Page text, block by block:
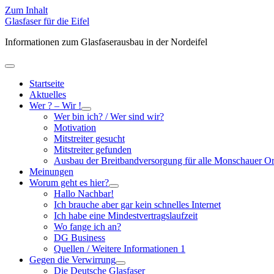
Zum Inhalt
Glasfaser für die Eifel
Informationen zum Glasfaserausbau in der Nordeifel
Hauptmenü
öffnenStartseite
Aktuelles
Wer ? – Wir !
Untermenü
öffnen
Wer bin ich? / Wer sind wir?
Motivation
Mitstreiter gesucht
Mitstreiter gefunden
Ausbau der Breitbandversorgung für alle Monschauer
Meinungen
Worum geht es hier?
Untermenü
öffnen
Hallo Nachbar!
Ich brauche aber gar kein schnelles Internet
Ich habe eine Mindestvertragslaufzeit
Wo fange ich an?
DG Business
Quellen / Weitere Informationen 1
Gegen die Verwirrung
Untermenü
Die Deutsche Glasfaser